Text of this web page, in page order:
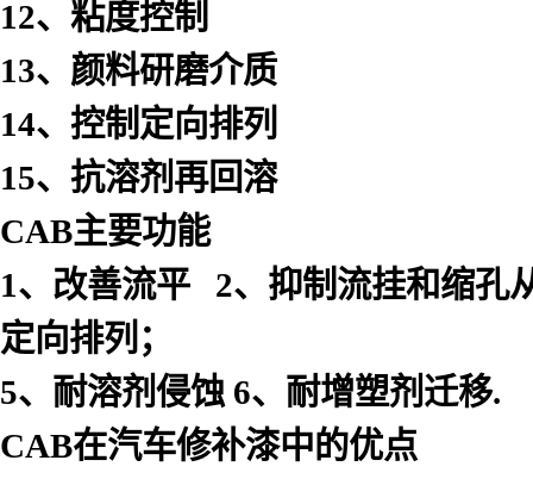
12、粘度控制
13、颜料研磨介质
14、控制定向排列
15、抗溶剂再回溶
CAB主要功能
1、改善流平 2、抑制流挂和缩孔
定向排列；
5、耐溶剂侵蚀 6、耐增塑剂迁移.
CAB在汽车修补漆中的优点